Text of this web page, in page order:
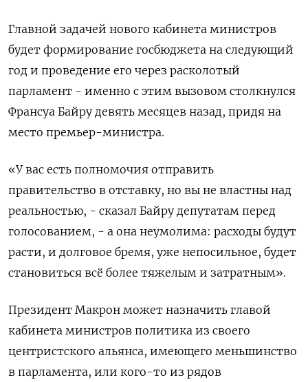
Главной задачей нового кабинета министров
будет формирование госбюджета на следующий
год и проведение его через расколотый
парламент - именно с этим вызовом столкнулся
Франсуа Байру девять месяцев назад, придя на
место премьер-министра.
«У вас есть полномочия отправить
правительство в отставку, но вы не властны над
реальностью, - сказал Байру депутатам перед
голосованием, - а она неумолима: расходы будут
расти, и долговое бремя, уже непосильное, будет
становиться всё более тяжелым и затратным».
Президент Макрон может назначить главой
кабинета министров политика из своего
центристского альянса, имеющего меньшинство
в парламента, или кого-то из рядов